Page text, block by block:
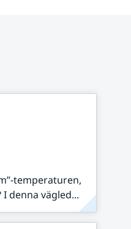
temperaturen,
denna vägled...